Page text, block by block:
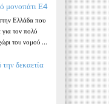
μονοπάτι Ε4
Ελλάδα που
τον πολύ
του νομού ...
δεκαετία